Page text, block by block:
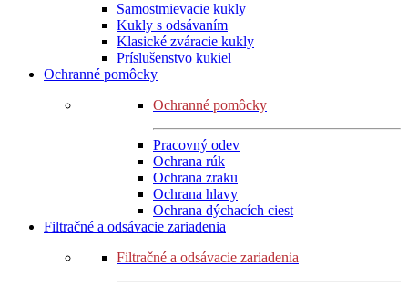
Samostmievacie kukly
Kukly s odsávaním
Klasické zváracie kukly
Príslušenstvo kukiel
Ochranné pomôcky
Ochranné pomôcky
Pracovný odev
Ochrana rúk
Ochrana zraku
Ochrana hlavy
Ochrana dýchacích ciest
Filtračné a odsávacie zariadenia
Filtračné a odsávacie zariadenia